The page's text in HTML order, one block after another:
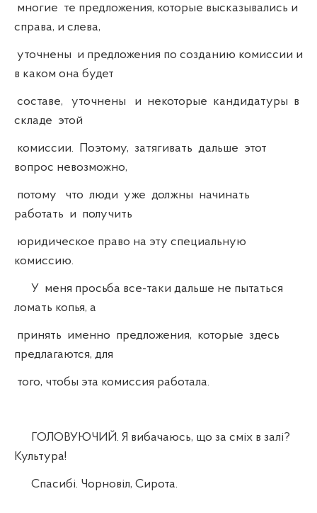
многие те предложения, которые высказывались и
справа, и слева,
уточнены и предложения по созданию комиссии и
в каком она будет
составе, уточнены и некоторые кандидатуры в
складе этой
комиссии. Поэтому, затягивать дальше этот
вопрос невозможно,
потому что люди уже должны начинать
работать и получить
юридическое право на эту специальную
комиссию.
У меня просьба все-таки дальше не пытаться
ломать копья, а
принять именно предложения, которые здесь
предлагаются, для
того, чтобы эта комиссия работала.
ГОЛОВУЮЧИЙ. Я вибачаюсь, що за сміх в залі?
Культура!
Спасибі. Чорновіл, Сирота.